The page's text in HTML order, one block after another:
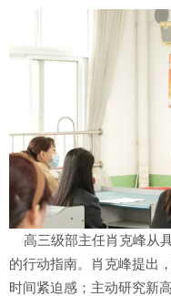
高三级部主任肖克峰从
的行动指南。肖克峰提出
时间紧迫感；主动研究新